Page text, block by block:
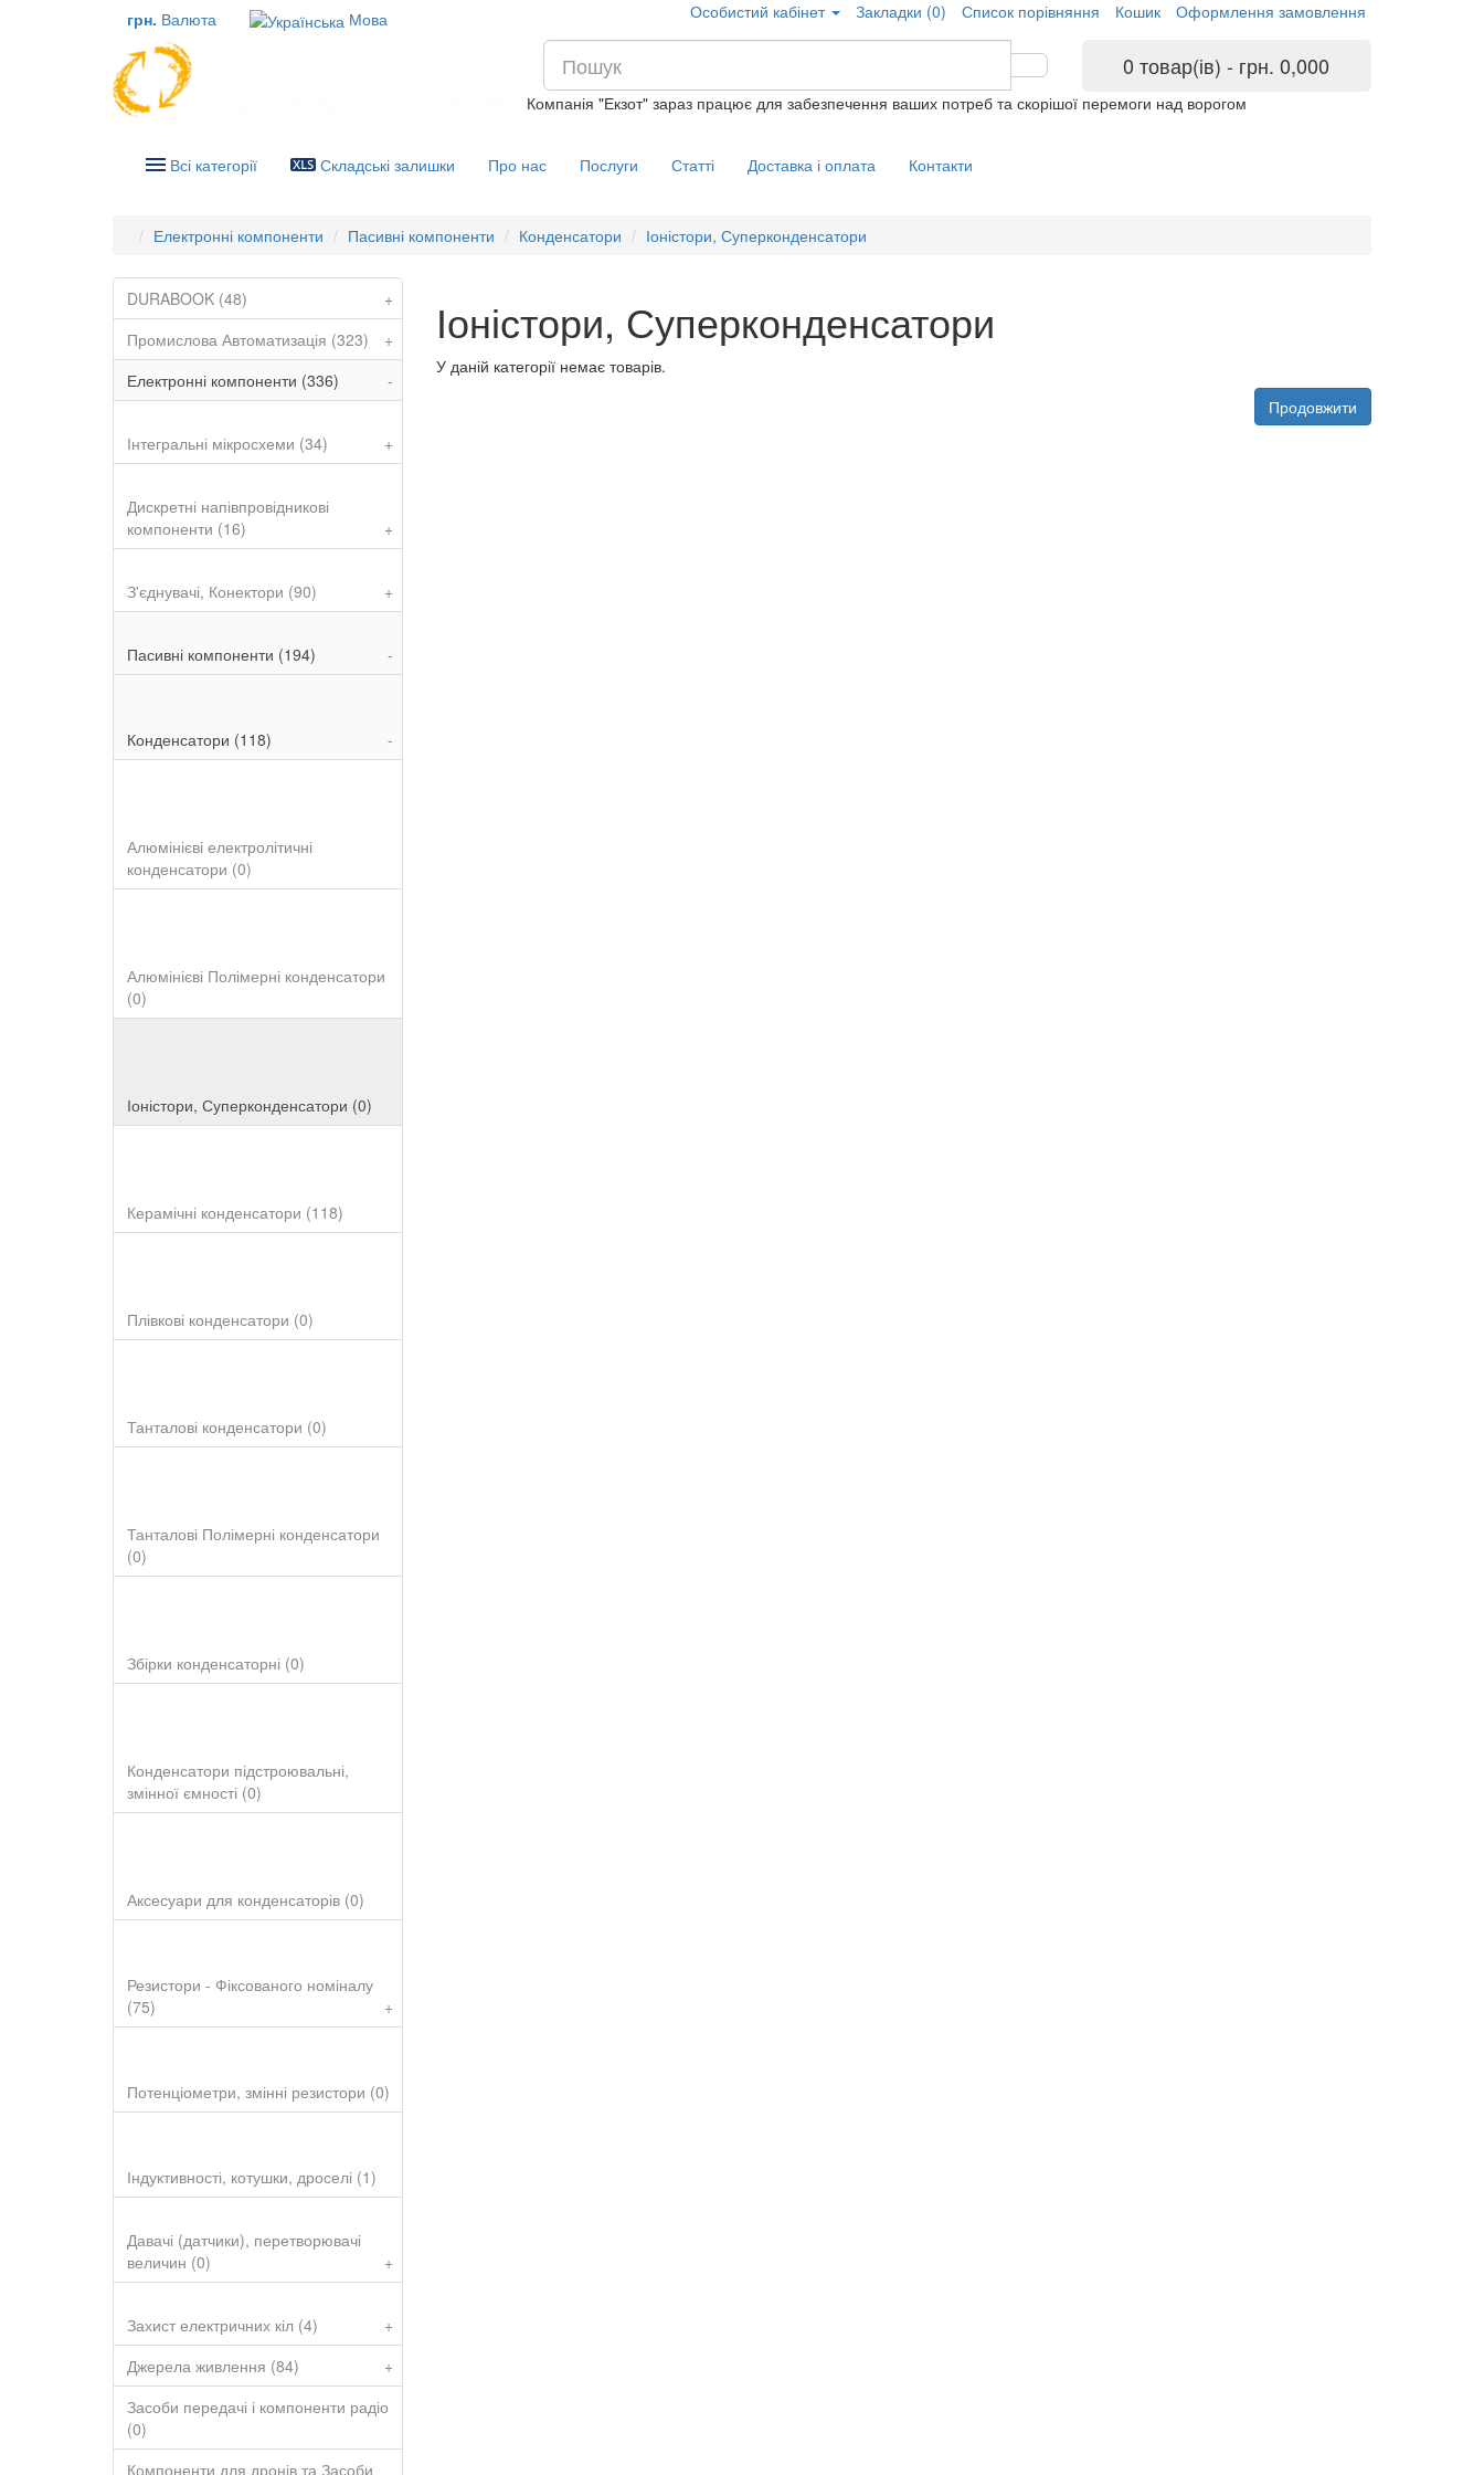
грн. Валюта Мова Особистий кабінет Закладки (0) Список порівняння Кошик Оформлення замовлення
0 товар(ів) - грн. 0,000
Компанія "Екзот" зараз працює для забезпечення ваших потреб та скорішої перемоги над ворогом
Всі категорії Складські залишки Про нас Послуги Статті Доставка і оплата Контакти
Електронні компоненти Пасивні компоненти Конденсатори Іоністори, Суперконденсатори
DURABOOK (48)
+
Промислова Автоматизація (323)
+
Електронні компоненти (336)
-
Інтегральні мікросхеми (34) +
Дискретні напівпровідникові
компоненти (16)
+
З'єднувачі, Конектори (90) +
Пасивні компоненти (194) -
Конденсатори (118) -
Алюмінієві електролітичні
конденсатори (0)
Алюмінієві Полімерні конденсатори
(0)
Іоністори, Суперконденсатори (0)
Керамічні конденсатори (118)
Плівкові конденсатори (0)
Танталові конденсатори (0)
Танталові Полімерні конденсатори
(0)
Збірки конденсаторні (0)
Конденсатори підстроювальні,
змінної ємності (0)
Аксесуари для конденсаторів (0)
Резистори - Фіксованого номіналу
(75)
+
Потенціометри, змінні резистори (0)
+
Індуктивності, котушки, дроселі (1)
Давачі (датчики), перетворювачі
величин (0)
+
Захист електричних кіл (4)
+
Джерела живлення (84)
+
Засоби передачі і компоненти радіо
(0)
Компоненти для дронів та Засоби
Іоністори, Суперконденсатори
У даній категорії немає товарів.
Продовжити